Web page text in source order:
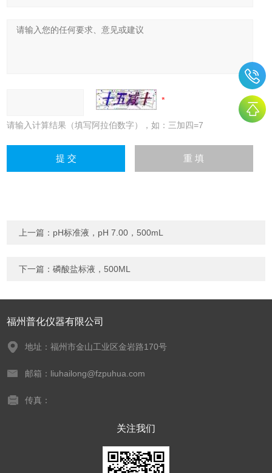
请输入计算结果（填写阿拉伯数字），如：三加四=7
上一篇： pH标准液，pH 7.00，500mL
下一篇：磷酸盐标液，500ML
福州普化仪器有限公司
地址：福州市金山工业区金岩路170号
邮箱：liuhailong@fzpuhua.com
传真：
关注我们